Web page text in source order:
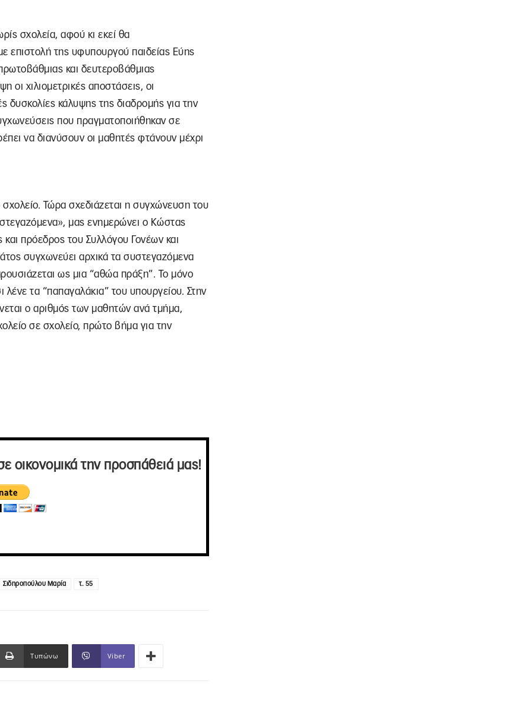
σχολεία, αφού κι εκεί θα
επιστολή της υφυπουργού παιδείας Εύης
και δευτεροβάθμιας
χιλιομετρικές αποστάσεις, οι
δυσκολίες κάλυψης της διαδρομής για την
που πραγματοποιήθηκαν σε
να διανύσουν οι μαθητές φτάνουν μέχρι
Τώρα σχεδιάζεται η συγχώνευση του
μας ενημερώνει ο Κώστας
πρόεδρος του Συλλόγου Γονέων και
συγχωνεύει αρχικά τα συστεγαζόμενα
ως μια “αθώα πράξη”. Το μόνο
λένε τα “παπαγαλάκια” του υπουργείου. Στην
ο αριθμός των μαθητών ανά τμήμα,
σε σχολείο, πρώτο βήμα για την
οικονομικά την προσπάθειά μας!
Σιδηροπούλου Μαρία τ. 55
Τυπώνω Viber